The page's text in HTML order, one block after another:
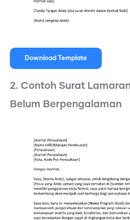
Download Template
2. Contoh Surat
Belum Berpengalaman